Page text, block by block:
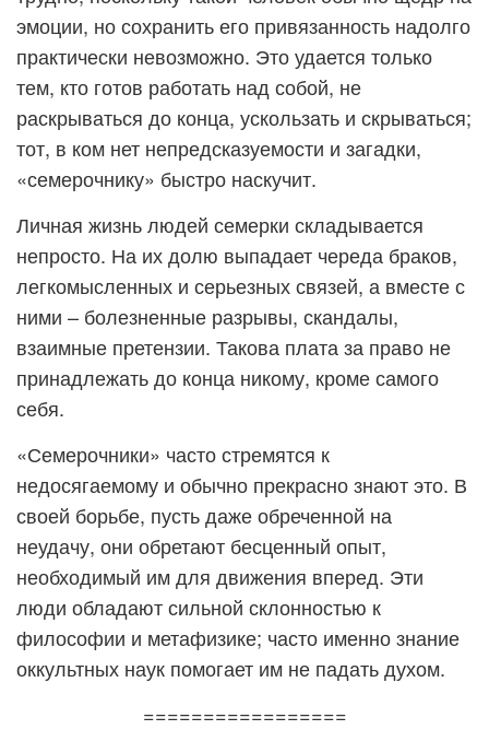
эмоции, но сохранить его привязанность надолго
практически невозможно. Это удается только
тем, кто готов работать над собой, не
раскрываться до конца, ускользать и скрываться;
тот, в ком нет непредсказуемости и загадки,
«семерочнику» быстро наскучит.
Личная жизнь людей семерки складывается
непросто. На их долю выпадает череда браков,
легкомысленных и серьезных связей, а вместе с
ними – болезненные разрывы, скандалы,
взаимные претензии. Такова плата за право не
принадлежать до конца никому, кроме самого
себя.
«Семерочники» часто стремятся к
недосягаемому и обычно прекрасно знают это. В
своей борьбе, пусть даже обреченной на
неудачу, они обретают бесценный опыт,
необходимый им для движения вперед. Эти
люди обладают сильной склонностью к
философии и метафизике; часто именно знание
оккультных наук помогает им не падать духом.
=================